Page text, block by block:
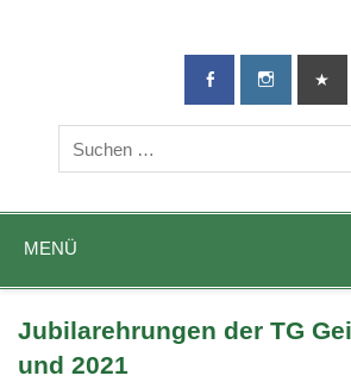
TG-
DIE Sportadresse in Geislingen!
MENÜ
Jubilarehrungen der TG
und 2021